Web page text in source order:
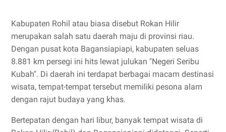
Kabupaten Rohil atau biasa disebut Rokan Hilir
merupakan salah satu daerah maju di provinsi riau.
Dengan pusat kota Bagansiapiapi, kabupaten seluas
8.881 km persegi ini hits lewat julukan "Negeri Seribu
Kubah". Di daerah ini terdapat berbagai macam destinasi
wisata, tempat-tempat tersebut memiliki pesona alam
dengan rajut budaya yang khas.
Bertepatan dengan hari libur, banyak tempat wisata di